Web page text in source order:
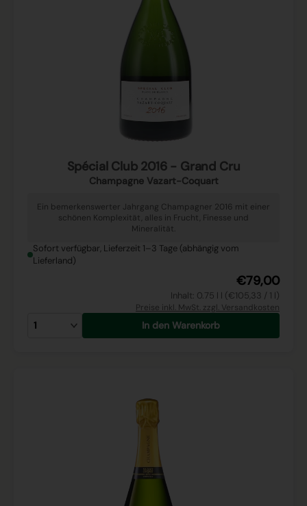
Spécial Club 2016 - Grand Cru
Champagne Vazart-Coquart
Ein bemerkenswerter Jahrgang Champagner 2016 mit einer
schönen Komplexität, alles in Frucht, Finesse und
Mineralität.
Sofort verfügbar, Lieferzeit 1–3 Tage (abhängig vom
Lieferland)
€79,00
Inhalt: 0.75 l l (€105,33 / 1 l)
Preise inkl. MwSt. zzgl. Versandkosten
In den Warenkorb